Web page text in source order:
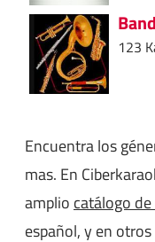
123
Encuentra los
mas. En
amplio catálogo
español, y en